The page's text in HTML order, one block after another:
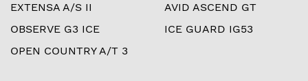
EXTENSA A/S II
OBSERVE G3 ICE
OPEN COUNTRY A/T 3
AVID ASCEND GT
ICE GUARD IG53